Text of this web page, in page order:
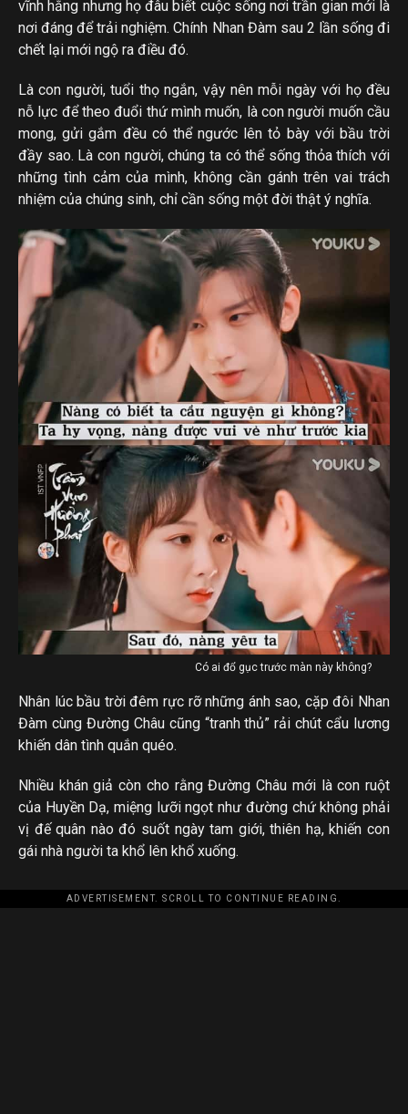
vĩnh hằng nhưng họ đâu biết cuộc sống nơi trần gian mới là
nơi đáng để trải nghiệm. Chính Nhan Đàm sau 2 lần sống đi
chết lại mới ngộ ra điều đó.
Là con người, tuổi thọ ngắn, vậy nên mỗi ngày với họ đều
nỗ lực để theo đuổi thứ mình muốn, là con người muốn cầu
mong, gửi gắm đều có thể ngước lên tỏ bày với bầu trời
đầy sao. Là con người, chúng ta có thể sống thỏa thích với
những tình cảm của mình, không cần gánh trên vai trách
nhiệm của chúng sinh, chỉ cần sống một đời thật ý nghĩa.
Có ai đổ gục trước màn này không?
Nhân lúc bầu trời đêm rực rỡ những ánh sao, cặp đôi Nhan
Đàm cùng Đường Châu cũng “tranh thủ” rải chút cẩu lương
khiến dân tình quắn quéo.
Nhiều khán giả còn cho rằng Đường Châu mới là con ruột
của Huyền Dạ, miệng lưỡi ngọt như đường chứ không phải
vị đế quân nào đó suốt ngày tam giới, thiên hạ, khiến con
gái nhà người ta khổ lên khổ xuống.
ADVERTISEMENT. SCROLL TO CONTINUE READING.